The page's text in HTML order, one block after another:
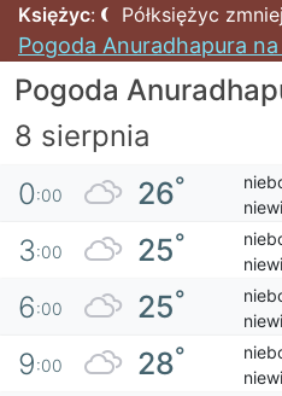
Księżyc: Półksiężyc
Pogoda Anuradhapura
Pogoda
8 sierpnia
0:00 26°
3:00 25°
6:00 25°
9:00 28°